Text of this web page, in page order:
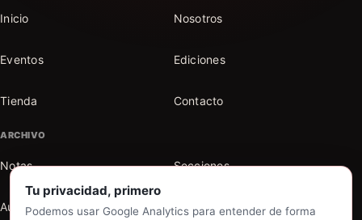
Tu privacidad, primero
Podemos usar Google Analytics para entender de forma
Inicio Nosotros
Eventos Ediciones
Tienda Contacto
ARCHIVO
Notas Secciones
Autores Buscar en el archivo